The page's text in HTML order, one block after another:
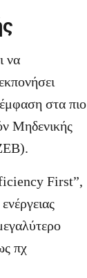
να
στα πιο
Μηδενικής
First”,
πχ